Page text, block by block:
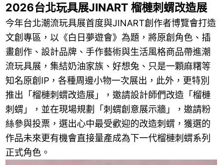
2026台北玩具展JINART 榴槤刺蝟改造展
今年台北潮流玩具展首度與JINART創作者博覽會打造
文創專區，以《白日夢遊會》為題，將原創角色、插
畫創作、設計品牌、手作藝術與生活風格商品帶進潮
流玩具展，集結奶油家族、好想兔、只是一顆麻糬等
知名原創IP，各種周邊小物一次展出，此外，更特別
推出「榴槤刺蝟改造展」，邀請設計師們改造「榴槤
刺蝟」，並在現場規劃「刺蝟創意展示牆」，邀請粉
絲參與投票，選出心中最受歡迎的改造刺蝟，獲選的
作品未來更有機會直接量產成為下一代榴槤刺蝟系列
正式角色。